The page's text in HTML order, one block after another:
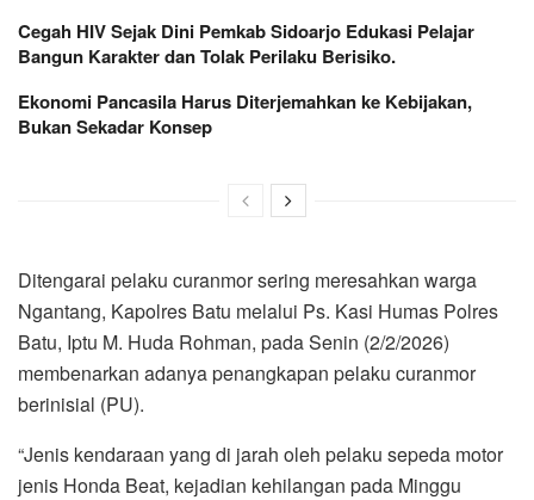
Cegah HIV Sejak Dini Pemkab Sidoarjo Edukasi Pelajar
Bangun Karakter dan Tolak Perilaku Berisiko.
Ekonomi Pancasila Harus Diterjemahkan ke Kebijakan,
Bukan Sekadar Konsep
Ditengarai pelaku curanmor sering meresahkan warga
Ngantang, ​Kapolres Batu melalui Ps. Kasi Humas Polres
Batu, Iptu M. Huda Rohman, pada Senin (2/2/2026)
membenarkan adanya penangkapan pelaku curanmor
berinisial (PU).
“Jenis kendaraan yang di jarah oleh pelaku sepeda motor
jenis Honda Beat, kejadian kehilangan pada Minggu